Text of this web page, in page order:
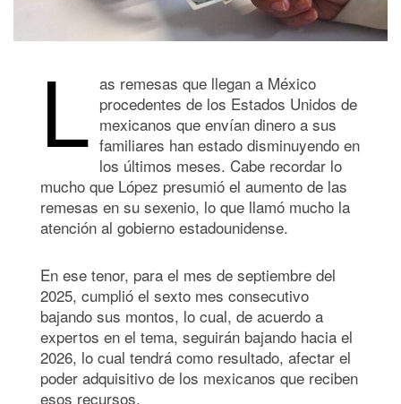
L as remesas que llegan a México
procedentes de los Estados Unidos de
mexicanos que envían dinero a sus
familiares han estado disminuyendo en
los últimos meses. Cabe recordar lo
mucho que López presumió el aumento de las
remesas en su sexenio, lo que llamó mucho la
atención al gobierno estadounidense.
En ese tenor, para el mes de septiembre del
2025, cumplió el sexto mes consecutivo
bajando sus montos, lo cual, de acuerdo a
expertos en el tema, seguirán bajando hacia el
2026, lo cual tendrá como resultado, afectar el
poder adquisitivo de los mexicanos que reciben
esos recursos.